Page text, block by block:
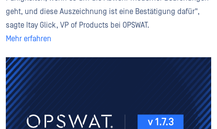
geht, und diese Auszeichnung ist eine Bestätigung dafür",
sagte Itay Glick, VP of Products bei OPSWAT.
Mehr erfahren